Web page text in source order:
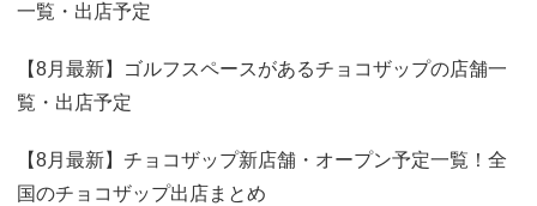
一覧・出店予定
【8月最新】ゴルフスペースがあるチョコザップの店舗一
覧・出店予定
【8月最新】チョコザップ新店舗・オープン予定一覧！全
国のチョコザップ出店まとめ